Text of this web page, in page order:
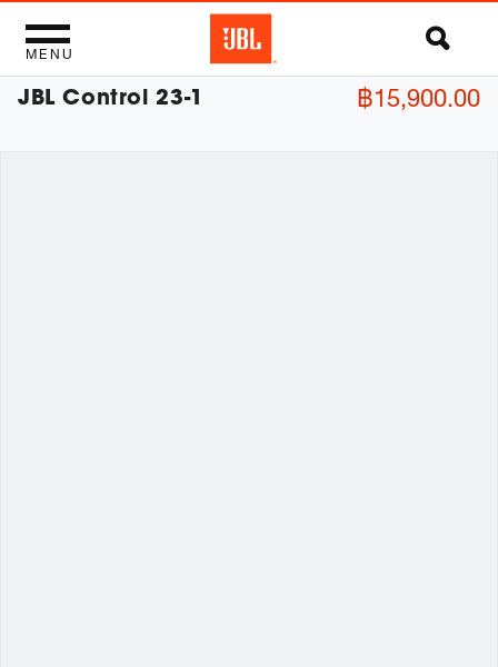
MENU
JBL Control 23-1 ฿15,900.00